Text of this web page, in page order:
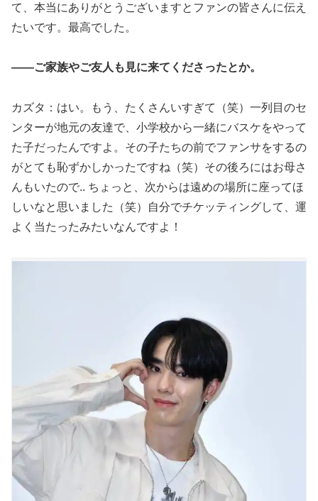
て、本当にありがとうございますとファンの皆さんに伝え
たいです。最高でした。
――ご家族やご友人も見に来てくださったとか。
カズタ：はい。もう、たくさんいすぎて（笑）一列目のセ
ンターが地元の友達で、小学校から一緒にバスケをやって
た子だったんですよ。その子たちの前でファンサをするの
がとても恥ずかしかったですね（笑）その後ろにはお母さ
んもいたので.. ちょっと、次からは遠めの場所に座ってほ
しいなと思いました（笑）自分でチケッティングして、運
よく当たったみたいなんですよ！